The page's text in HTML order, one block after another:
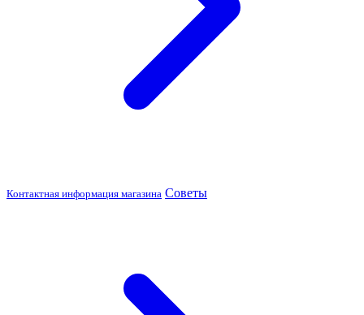
Контактная информация магазина Советы